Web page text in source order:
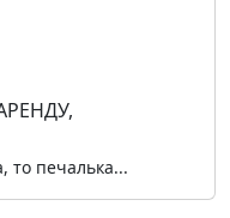
то печалька...